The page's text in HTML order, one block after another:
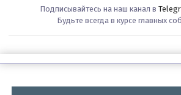
Подписывайтесь на наш канал в
Будьте всегда в курсе главных